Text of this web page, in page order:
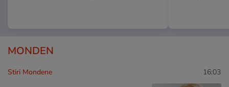
MONDEN
Stiri Mondene 16:03